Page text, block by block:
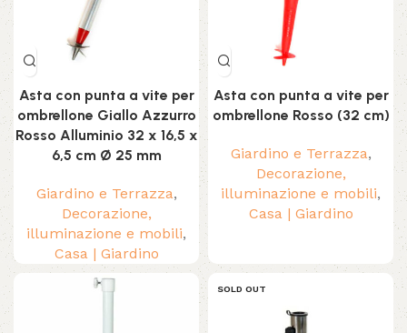
Asta con punta a vite per
ombrellone Giallo Azzurro
Rosso Alluminio 32 x 16,5 x
6,5 cm Ø 25 mm
Giardino e Terrazza,
Decorazione,
illuminazione e mobili,
Casa | Giardino
Asta con punta a vite per
ombrellone Rosso (32 cm)
Giardino e Terrazza,
Decorazione,
illuminazione e mobili,
Casa | Giardino
SOLD OUT